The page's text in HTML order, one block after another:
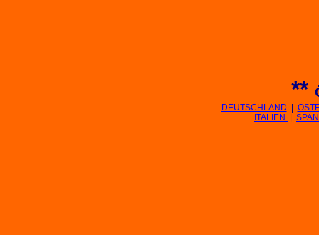
**
DEUTSCHLAND
ITALIEN